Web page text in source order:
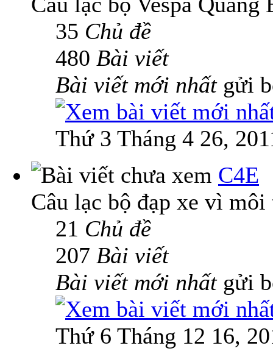
35 Chủ đề
480 Bài viết
Bài viết mới nhấtgửi
Thứ 3 Tháng 4 26,
C4E
Câu lạc bộ đạp xe vì
21 Chủ đề
207 Bài viết
Bài viết mới nhấtgửi
Thứ 6 Tháng 12 16,